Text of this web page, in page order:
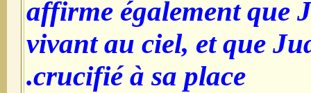
affirme également que
vivant au ciel, et que
crucifié à sa place.